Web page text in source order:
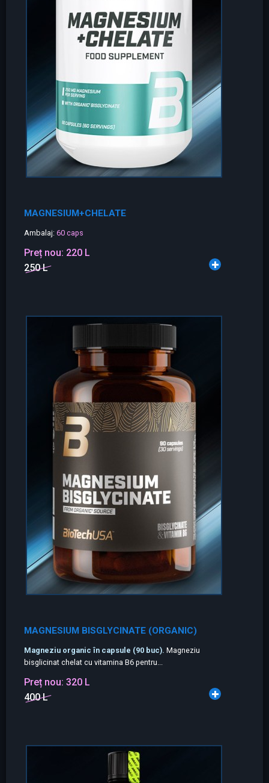
MAGNESIUM+CHELATE
Ambalaj: 60 caps
Preț nou: 220 L
250 L
MAGNESIUM BISGLYCINATE (ORGANIC)
Magneziu organic în capsule (90 buc). Magneziu
bisglicinat chelat cu vitamina B6 pentru...
Preț nou: 320 L
400 L